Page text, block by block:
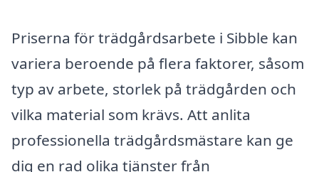
Priserna för trädgårdsarbete i Sibble kan
variera beroende på flera faktorer, såsom
typ av arbete, storlek på trädgården och
vilka material som krävs. Att anlita
professionella trädgårdsmästare kan ge
dig en rad olika tjänster från